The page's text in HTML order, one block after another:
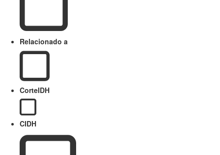
Relacionado a
CorteIDH
CIDH